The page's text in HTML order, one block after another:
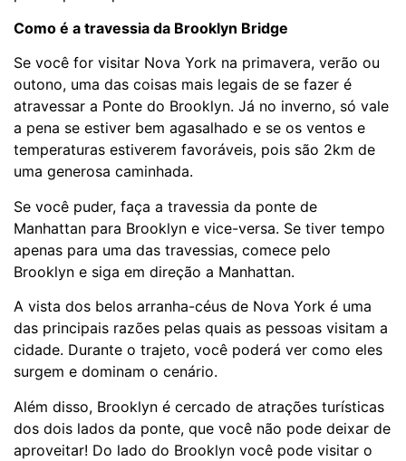
Como é a travessia da Brooklyn Bridge
Se você for visitar Nova York na primavera, verão ou
outono, uma das coisas mais legais de se fazer é
atravessar a Ponte do Brooklyn. Já no inverno, só vale
a pena se estiver bem agasalhado e se os ventos e
temperaturas estiverem favoráveis, pois são 2km de
uma generosa caminhada.
Se você puder, faça a travessia da ponte de
Manhattan para Brooklyn e vice-versa. Se tiver tempo
apenas para uma das travessias, comece pelo
Brooklyn e siga em direção a Manhattan.
A vista dos belos arranha-céus de Nova York é uma
das principais razões pelas quais as pessoas visitam a
cidade. Durante o trajeto, você poderá ver como eles
surgem e dominam o cenário.
Além disso, Brooklyn é cercado de atrações turísticas
dos dois lados da ponte, que você não pode deixar de
aproveitar! Do lado do Brooklyn você pode visitar o